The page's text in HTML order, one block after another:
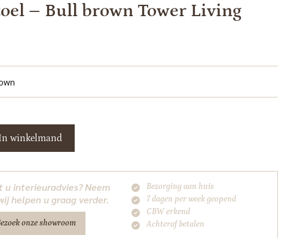
– Bull brown Tower Living
winkelmand
interieuradvies? Neem
helpen u graag verder.
onze showroom
Bezorging aan huis
7 dagen per week geopend
CBW erkend
Achteraf betalen